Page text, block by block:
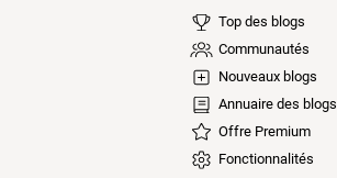
Top des blogs
Communautés
Nouveaux blogs
Annuaire des blogs
Offre Premium
Fonctionnalités